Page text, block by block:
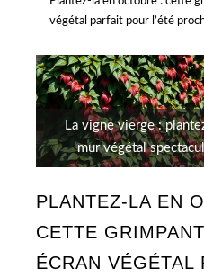
végétal parfait pour l’été
La vigne vierge :
mur végétal
PLANTEZ-LA EN
CETTE
ÉCRAN VÉGÉTAL